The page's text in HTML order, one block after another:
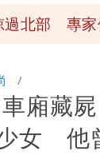
桌卡盒
過北部 專家
」 捐500萬
！鄭明典示
歧藏警訊：
廂藏
女 他